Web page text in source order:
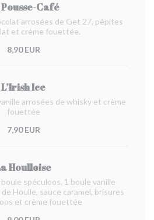
Café
arrosées de Get 27, pépites
et crème fouettée.
8,90 EUR
L’Irish Ice
arrosées de whisky et crème
fouettée
7,90 EUR
Houlloise
spéculoos, 1 boule vanille
Houlle, sauce caramel, brisures
et crème fouettée